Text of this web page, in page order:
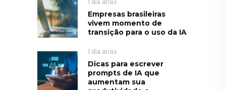
1 dia atrás
Empresas brasileiras
vivem momento de
transição para o uso da IA
1 dia atrás
Dicas para escrever
prompts de IA que
aumentam sua